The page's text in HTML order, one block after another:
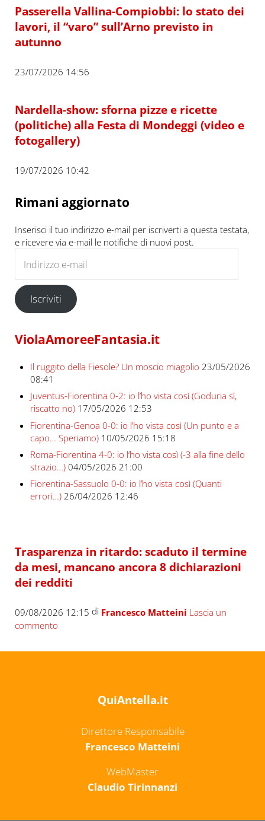
Passerella Vallina-Compiobbi: lo stato dei
lavori, il “varo” sull’Arno previsto in
autunno
23/07/2026 14:56
Nardella-show: sforna pizze e ricette
(politiche) alla Festa di Mondeggi (video e
fotogallery)
19/07/2026 10:42
Rimani aggiornato
Inserisci il tuo indirizzo e-mail per iscriverti a questa testata,
e ricevere via e-mail le notifiche di nuovi post.
Iscriviti
ViolaAmoreeFantasia.it
Il ruggito della Fiesole? Un moscio miagolio 23/05/2026
08:41
Juventus-Fiorentina 0-2: io l’ho vista così (Goduria sì,
riscatto no) 17/05/2026 12:53
Fiorentina-Genoa 0-0: io l’ho vista così (Un punto e a
capo… Speriamo) 10/05/2026 15:18
Roma-Fiorentina 4-0: io l’ho vista così (-3 alla fine dello
strazio…) 04/05/2026 21:00
Fiorentina-Sassuolo 0-0: io l’ho vista così (Quanti
errori…) 26/04/2026 12:46
Trasparenza in ritardo: scaduto il termine
da mesi, mancano ancora 8 dichiarazioni
dei redditi
09/08/2026 12:15 di Francesco Matteini Lascia un
commento
QuiAntella.it
Direttore Responsabile
Francesco Matteini
WebMaster
Claudio Tirinnanzi